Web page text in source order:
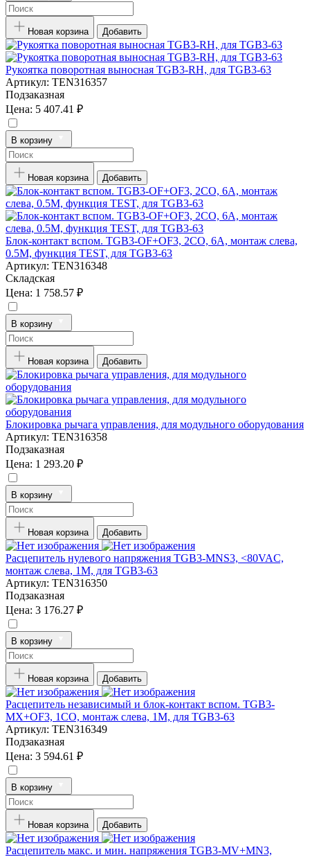
Новая корзина Добавить
Рукоятка поворотная выносная TGB3-RH, для TGB3-63
Артикул: TEN316357
Подзаказная
Цена: 5 407.41 ₽
В корзину
Новая корзина Добавить
Блок-контакт вспом. TGB3-OF+OF3, 2CO, 6A, монтаж слева,
0.5M, функция TEST, для TGB3-63
Артикул: TEN316348
Складская
Цена: 1 758.57 ₽
В корзину
Новая корзина Добавить
Блокировка рычага управления, для модульного оборудования
Артикул: TEN316358
Подзаказная
Цена: 1 293.20 ₽
В корзину
Новая корзина Добавить
Расцепитель нулевого напряжения TGB3-MNS3, <80VAC,
монтаж слева, 1M, для TGB3-63
Артикул: TEN316350
Подзаказная
Цена: 3 176.27 ₽
В корзину
Новая корзина Добавить
Расцепитель независимый и блок-контакт вспом. TGB3-
MX+OF3, 1CO, монтаж слева, 1M, для TGB3-63
Артикул: TEN316349
Подзаказная
Цена: 3 594.61 ₽
В корзину
Новая корзина Добавить
Расцепитель макс. и мин. напряжения TGB3-MV+MN3,